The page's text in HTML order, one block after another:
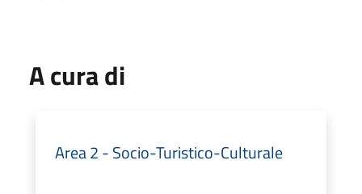
A cura di
Area 2 - Socio-Turistico-Culturale